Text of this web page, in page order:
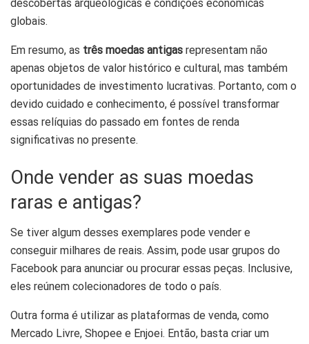
descobertas arqueológicas e condições econômicas
globais.
Em resumo, as três moedas antigas representam não
apenas objetos de valor histórico e cultural, mas também
oportunidades de investimento lucrativas. Portanto, com o
devido cuidado e conhecimento, é possível transformar
essas relíquias do passado em fontes de renda
significativas no presente.
Onde vender as suas moedas
raras e antigas?
Se tiver algum desses exemplares pode vender e
conseguir milhares de reais. Assim, pode usar grupos do
Facebook para anunciar ou procurar essas peças. Inclusive,
eles reúnem colecionadores de todo o país.
Outra forma é utilizar as plataformas de venda, como
Mercado Livre, Shopee e Enjoei. Então, basta criar um